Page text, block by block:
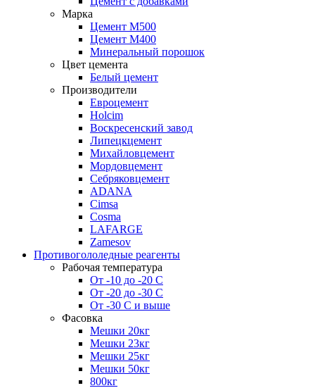
Марка
Цемент М500
Цемент М400
Минеральный порошок
Цвет цемента
Белый цемент
Производители
Евроцемент
Holcim
Воскресенский завод
Липецкцемент
Михайловцемент
Мордовцемент
Себряковцемент
ADANA
Cimsa
Cosma
LAFARGE
Zamesov
Противогололедные реагенты
Рабочая температура
От -10 до -20 С
От -20 до -30 С
От -30 С и выше
Фасовка
Мешки 20кг
Мешки 23кг
Мешки 25кг
Мешки 50кг
800кг